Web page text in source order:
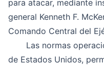
para atacar, mediante
general Kenneth F.
Comando Central del
Las normas
de Estados Unidos,